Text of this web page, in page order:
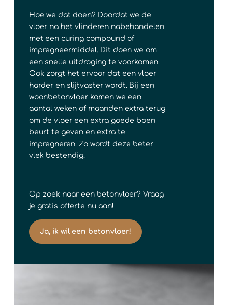
Hoe we dat doen? Doordat we de
vloer na het vlinderen nabehandelen
met een curing compound of
impregneermiddel. Dit doen we om
een snelle uitdroging te voorkomen.
Ook zorgt het ervoor dat een vloer
harder en slijtvaster wordt. Bij een
woonbetonvloer komen we een
aantal weken of maanden extra terug
om de vloer een extra goede boen
beurt te geven en extra te
impregneren. Zo wordt deze beter
vlek bestendig.
Op zoek naar een betonvloer? Vraag
je gratis offerte nu aan!
Ja, ik wil een betonvloer!